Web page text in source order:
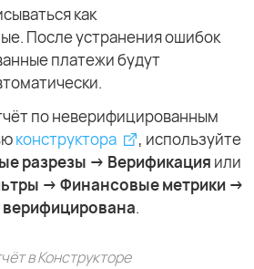
как
После устранения ошибок
платежи будут
по неверифицированным
конструктора
, используйте
разрезы → Верификация или
→ Финансовые метрики →
.
в Конструкторе